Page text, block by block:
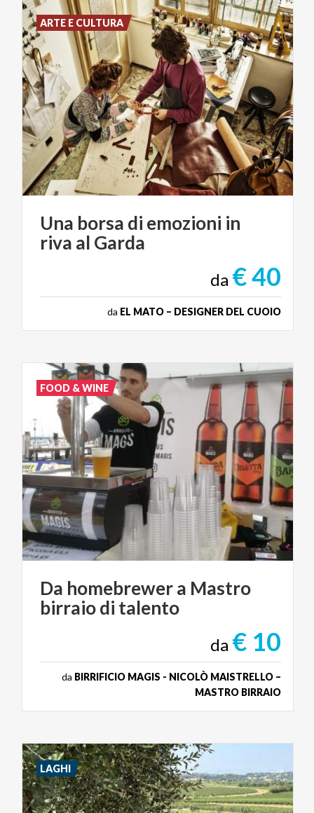
Una borsa di emozioni in
riva al Garda
da € 40
da EL MATO – DESIGNER DEL CUOIO
ARTE E CULTURA
Da homebrewera Mastro
birraiodi talento
da € 10
da BIRRIFICIO MAGIS - NICOLÒ MAISTRELLO –
MASTRO BIRRAIO
FOOD & WINE
LAGHI